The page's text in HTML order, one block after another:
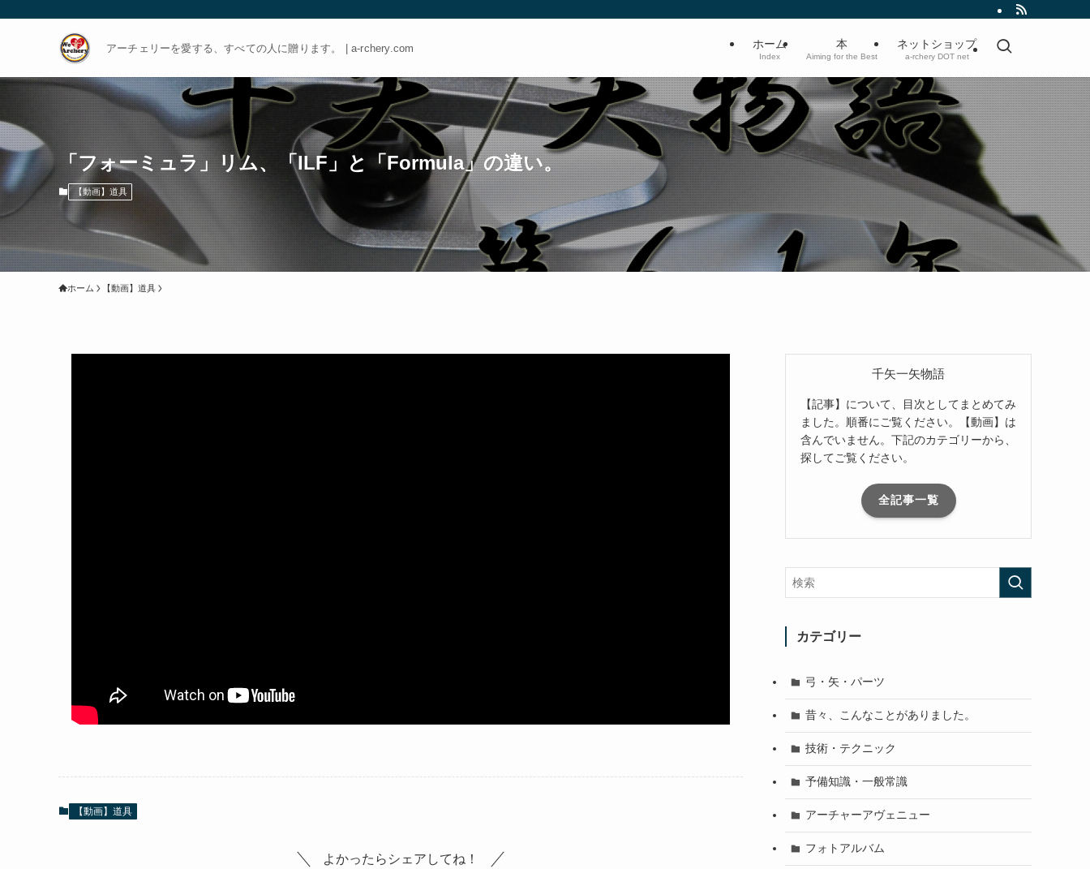
アーチェリーを愛する、すべての人に贈ります。 | a-rchery.com ホーム
Index
本
Aiming for the Best
ネットショップ
a-rchery DOT net
「フォーミュラ」リム、「ILF」と「Formula」の違い。
【動画】道具
ホーム 【動画】道具
【動画】道具
よかったらシェアしてね！
千矢一矢物語
【記事】について、目次としてまとめてみ
ました。順番にご覧ください。【動画】は
含んでいません。下記のカテゴリーから、
探してご覧ください。
全記事一覧
カテゴリー
弓・矢・パーツ
昔々、こんなことがありました。
技術・テクニック
予備知識・一般常識
アーチャーアヴェニュー
フォトアルバム